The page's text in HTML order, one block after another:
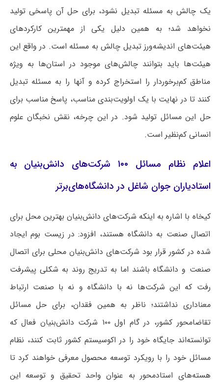
یک چالش به مسئله تبدیل نشود، برای حل آن پاسخی تولید
نخواهد شد؛ به همین دلیل یکی از مهمترین کارکردهای
هیئت‌های اندیشه‌ورز تبدیل چالش به مسئله است. در واقع این
هیئت‌ها باید بتوانند چالش‌های موجود در استان‌ها به ویژه
مناطق کم‌برخوردار را استخراج کرده و آنها را به مسئله تبدیل
کنند تا در نهایت با یک اولویت‌بندی مناسب، پاسخ مناسب برای
حل این مسائل تولید شود. در این چرخه، نقش نخبگان علوم
انسانی کم‌نظیر است.
اعلام نظام مسائل ۱۰۰ شرکت‌های دانش‌بنیان به
استادیاران جوان شاغل در دانشگاه‌های‌برتر
کیخاه با اشاره به اینکه شرکت‌های دانش‌بنیان بهترین محل برای
اتصال صنعت به دانشگاه هستند، افزود: در زیست بوم ایجاد
شده در کشور قرار بود شرکت‌های دانش‌بنیان محلی برای اتصال
صنعت و دانشگاه باشند اما به تدریج روند به شکلی پیشرفت
رفت که این شرکت‌ها نه با دانشگاه و نه با صنعت ارتباط
معناداری نداشتند؛ ناظر به همین فقدان، برای حل مسائل
تقاضامحور کشور، در گام اول ۱۰۰ شرکت دانش‌بنیان فعال که
توانسته‌اند جایگاه خود را در اکوسیستم کشور ثابت کنند، نظام
مسائل خود را با رویکرد توسعه محصول معرفی خواهند کرد تا
هسته‌های استادمحور به عنوان واحد تحقیق و توسعه این